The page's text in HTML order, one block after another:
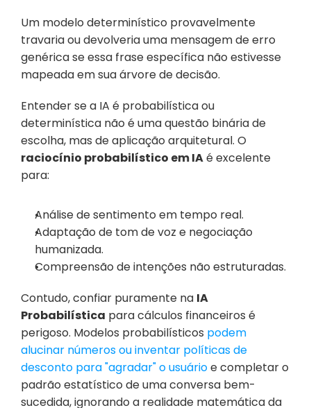
Um modelo determinístico provavelmente
travaria ou devolveria uma mensagem de erro
genérica se essa frase específica não estivesse
mapeada em sua árvore de decisão.
Entender se a IA é probabilística ou
determinística não é uma questão binária de
raciocínio probabilístico em IA é excelente
para:
Análise de sentimento em tempo real.
Adaptação de tom de voz e negociação
humanizada.
Compreensão de intenções não estruturadas.
Contudo, confiar puramente na IA
Probabilística para cálculos financeiros é
perigoso. Modelos probabilísticos podem
alucinar números ou inventar políticas de
desconto para "agradar" o usuário e completar o
padrão estatístico de uma conversa bem-
sucedida, ignorando a realidade matemática da